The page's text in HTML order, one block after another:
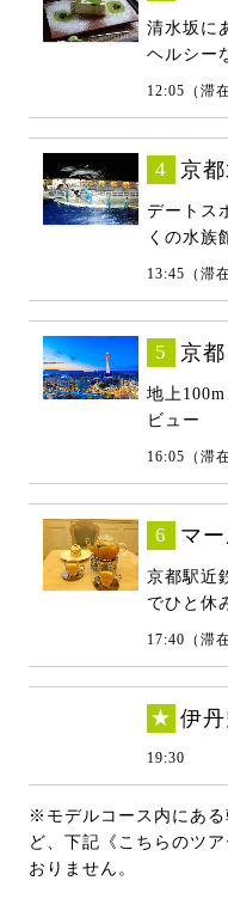
清水坂に
ヘルシー
12:05（滞
4 京
デートス
くの水族
13:45（滞
5 京
地上
ビュー
16:05（滞
6 マ
京都駅近
でひと休
17:40（滞
★ 伊
19:30
※モデルコース内にあ
ど、下記《こちらのツ
おりません。